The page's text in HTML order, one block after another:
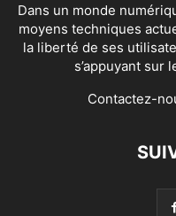
Dans un monde
moyens techniques
la liberté de ses
s’appuyant sur
Contactez-